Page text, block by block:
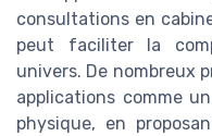
consultations en
peut faciliter la
univers. De nombreux
applications comme
physique, en